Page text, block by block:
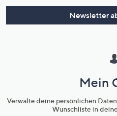
Newsletter
Mein
Verwalte deine persönlichen
Wunschliste in